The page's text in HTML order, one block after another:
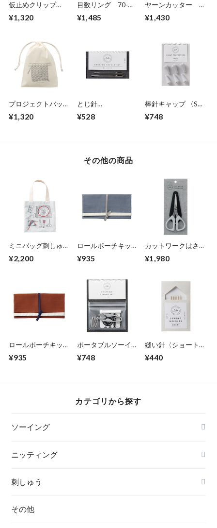
仮止めクリップ
459
¥1,320
目数リング 70-
¥1,485
ヤーンカッター
¥1,430
プロジェクトバッグ
¥1,320
とじ針
421
¥528
棒針キャップ 〈S〉
¥748
その他の商品
ミニバッグ刺しゅう
¥2,200
ロールポーチキット
ー〉70-419
¥935
カットワークはさみ
416
¥1,980
ロールポーチキット
70-417
¥935
ポータブルソーイン
¥748
縫い針〈ショート〉
¥440
カテゴリから探す
ソーイング
ニッティング
刺しゅう
その他